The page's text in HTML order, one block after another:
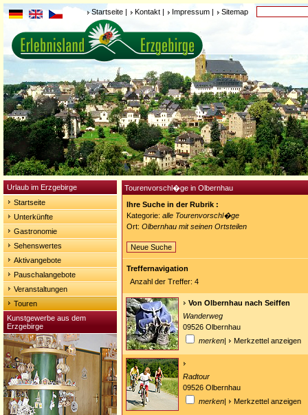
Startseite | Kontakt | Impressum | Sitemap
Urlaub im Erzgebirge
Startseite
Unterkünfte
Gastronomie
Sehenswertes
Aktivangebote
Pauschalangebote
Veranstaltungen
Touren
Kunstgewerbe aus dem
Erzgebirge
Tourenvorschl�ge in Olbernhau
Ihre Suche in der Rubrik :
Kategorie: alle Tourenvorschl�ge
Ort: Olbernhau mit seinen Ortsteilen
Neue Suche
Treffernavigation
Anzahl der Treffer: 4
Von Olbernhau nach Seiffen
Wanderweg
09526 Olbernhau
merken| Merkzettel anzeigen
Radtour
09526 Olbernhau
merken| Merkzettel anzeigen